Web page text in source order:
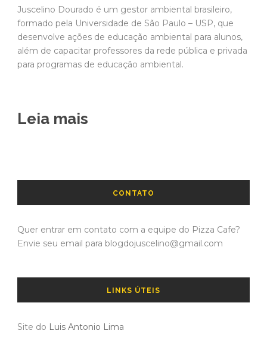
Juscelino Dourado é um gestor ambiental brasileiro,
formado pela Universidade de São Paulo – USP, que
desenvolve ações de educação ambiental para alunos,
além de capacitar professores da rede pública e privada
para programas de educação ambiental.
Leia mais
CONTATO
Quer entrar em contato com a equipe do Pizza Cafe?
Envie seu email para blogdojuscelino@gmail.com
LINKS ÚTEIS
Site do Luis Antonio Lima